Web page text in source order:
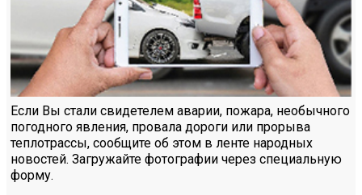
Если Вы стали свидетелем аварии, пожара, необычного
погодного явления, провала дороги или прорыва
теплотрассы, сообщите об этом в ленте народных
новостей. Загружайте фотографии через специальную
форму.